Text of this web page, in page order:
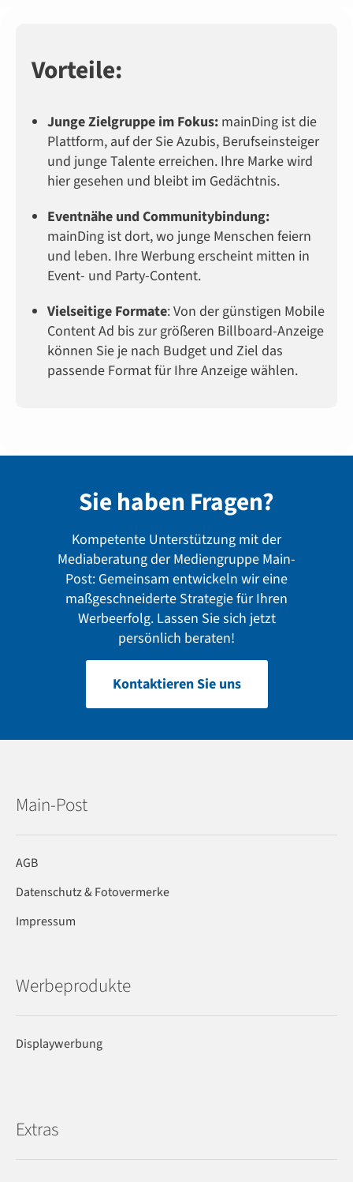
Vorteile:
Junge Zielgruppe im Fokus:mainDing ist die
Plattform, auf der Sie Azubis, Berufseinsteiger
und junge Talente erreichen. Ihre Marke wird
hier gesehen und bleibt im Gedächtnis.
Eventnähe und Communitybindung:
mainDing ist dort, wo junge Menschen feiern
und leben. Ihre Werbung erscheint mitten in
Event- und Party-Content.
Vielseitige Formate: Von der günstigen Mobile
Content Ad bis zur größeren Billboard-Anzeige
können Sie je nach Budget und Ziel das
passende Format für Ihre Anzeige wählen.
Sie haben Fragen?
Kompetente Unterstützung mit der
Mediaberatung der Mediengruppe Main-
Post: Gemeinsam entwickeln wir eine
maßgeschneiderte Strategie für Ihren
Werbeerfolg. Lassen Sie sich jetzt
persönlich beraten!
Kontaktieren Sie uns
Main-Post
AGB
Datenschutz & Fotovermerke
Impressum
Werbeprodukte
Displaywerbung
Extras